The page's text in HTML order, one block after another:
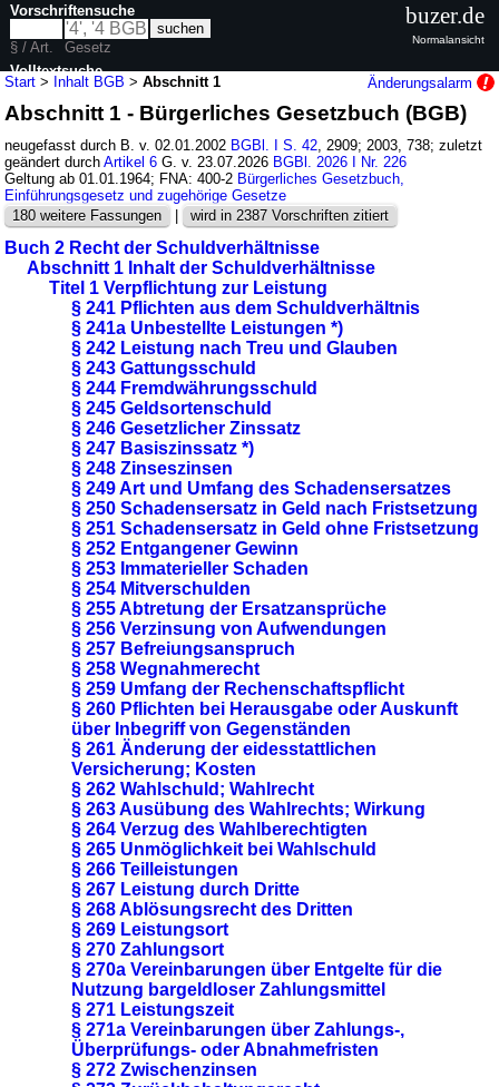
Start > Inhalt BGB >Abschnitt 1 Änderungsalarm
Abschnitt 1 - Bürgerliches Gesetzbuch (BGB)
neugefasst durch B. v. 02.01.2002 BGBl. I S. 42 , 2909; 2003, 738; zuletzt
geändert durchArtikel 6 G. v. 23.07.2026 BGBl. 2026 I Nr. 226
Geltung ab 01.01.1964; FNA: 400-2 Bürgerliches Gesetzbuch,
Einführungsgesetz und zugehörige Gesetze
180 weitere Fassungen
| wird in 2387 Vorschriften zitiert
Buch 2 Recht der Schuldverhältnisse
Abschnitt 1 Inhalt der Schuldverhältnisse
Titel 1 Verpflichtung zur Leistung
§ 241 Pflichten aus dem Schuldverhältnis
§ 241a Unbestellte Leistungen *)
§ 242 Leistung nach Treu und Glauben
§ 243 Gattungsschuld
§ 244 Fremdwährungsschuld
§ 245 Geldsortenschuld
§ 246 Gesetzlicher Zinssatz
§ 247 Basiszinssatz *)
§ 248 Zinseszinsen
§ 249 Art und Umfang des Schadensersatzes
§ 250 Schadensersatz in Geld nach Fristsetzung
§ 251 Schadensersatz in Geld ohne Fristsetzung
§ 252 Entgangener Gewinn
§ 253 Immaterieller Schaden
§ 254 Mitverschulden
§ 255 Abtretung der Ersatzansprüche
§ 256 Verzinsung von Aufwendungen
§ 257 Befreiungsanspruch
§ 258 Wegnahmerecht
§ 259 Umfang der Rechenschaftspflicht
§ 260 Pflichten bei Herausgabe oder Auskunft
über Inbegriff von Gegenständen
§ 261 Änderung der eidesstattlichen
Versicherung; Kosten
§ 262 Wahlschuld; Wahlrecht
§ 263 Ausübung des Wahlrechts; Wirkung
§ 264 Verzug des Wahlberechtigten
§ 265 Unmöglichkeit bei Wahlschuld
§ 266 Teilleistungen
§ 267 Leistung durch Dritte
§ 268 Ablösungsrecht des Dritten
§ 269 Leistungsort
§ 270 Zahlungsort
§ 270a Vereinbarungen über Entgelte für die
Nutzung bargeldloser Zahlungsmittel
§ 271 Leistungszeit
§ 271a Vereinbarungen über Zahlungs-,
Überprüfungs- oder Abnahmefristen
§ 272 Zwischenzinsen
Vorschriftensuche
§ / Art.
Gesetz
Volltextsuche
nur in BGB
buzer.de
Normalansicht